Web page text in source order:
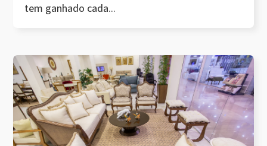
tem ganhado cada...